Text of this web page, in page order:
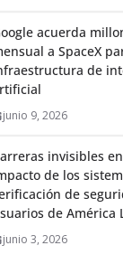
acuerda
a SpaceX
de
junio 9, 2026
invisibles
de los
de
de América
junio 3, 2026